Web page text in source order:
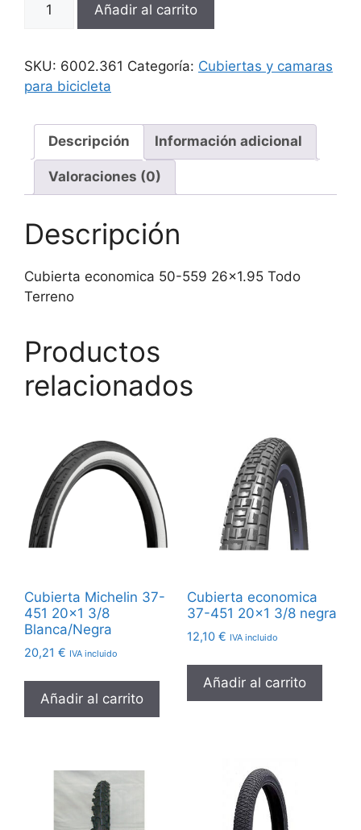
economica
559
26x1.95
Terreno
cantidad
Añadir al carrito
SKU: 6002.361 Categoría: Cubiertas y camaras
para bicicleta
Descripción Información adicional
Valoraciones (0)
Descripción
Cubierta economica 50-559 26×1.95 Todo
Terreno
Productos
relacionados
Cubierta Michelin 37-
451 20×1 3/8
Blanca/Negra
20,21 € IVA incluido
Añadir al carrito
Cubierta economica
37-451 20×1 3/8 negra
12,10 € IVA incluido
Añadir al carrito